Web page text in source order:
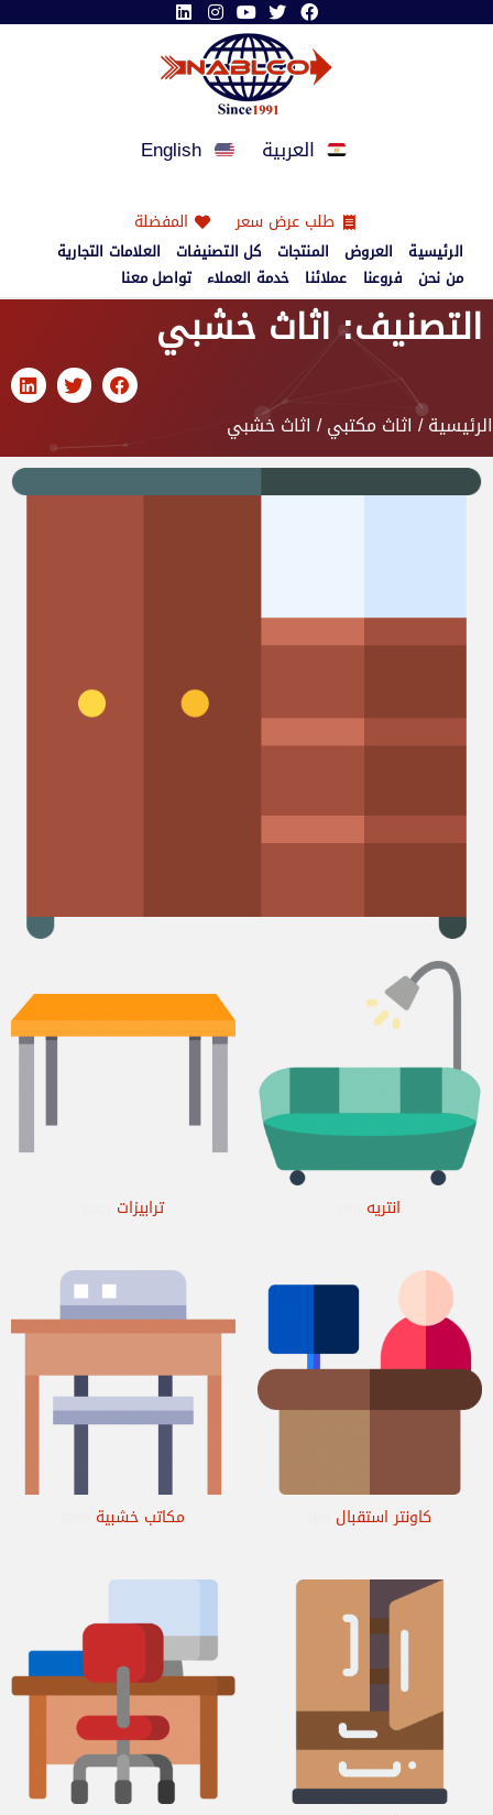
العربية English
طلب عرض سعر المفضلة
الرئيسية العروض المنتجات كل التصنيفات
العلامات التجارية
من نحن فروعنا عملائنا خدمة العملاء تواصل معنا
التصنيف: اثاث خشبي
الرئيسية/ اثاث مكتبي/ اثاث خشبي
انتريه ترابيزات
كاونتر استقبال مكاتب خشبية